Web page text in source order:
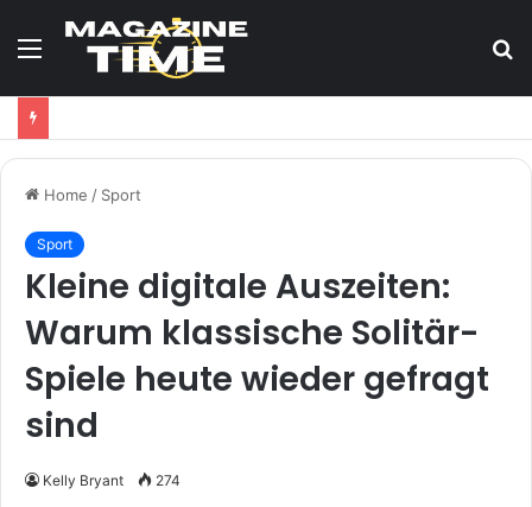
Menu
Home / Sport
Sport
Kleine digitale Auszeiten:
Warum klassische Solitär-
Spiele heute wieder gefragt
sind
Kelly Bryant 274